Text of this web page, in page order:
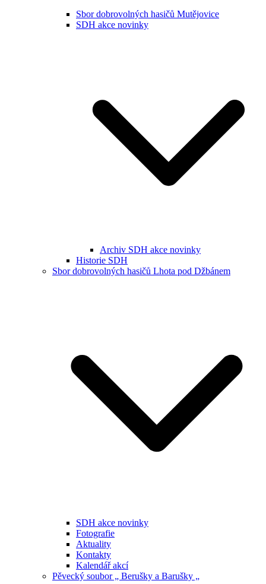
Sbor dobrovolných hasičů Mutějovice
SDH akce novinky
Archiv SDH akce novinky
Historie SDH
Sbor dobrovolných hasičů Lhota pod Džbánem
SDH akce novinky
Fotografie
Aktuality
Kontakty
Kalendář akcí
Pěvecký soubor „ Berušky a Barušky „